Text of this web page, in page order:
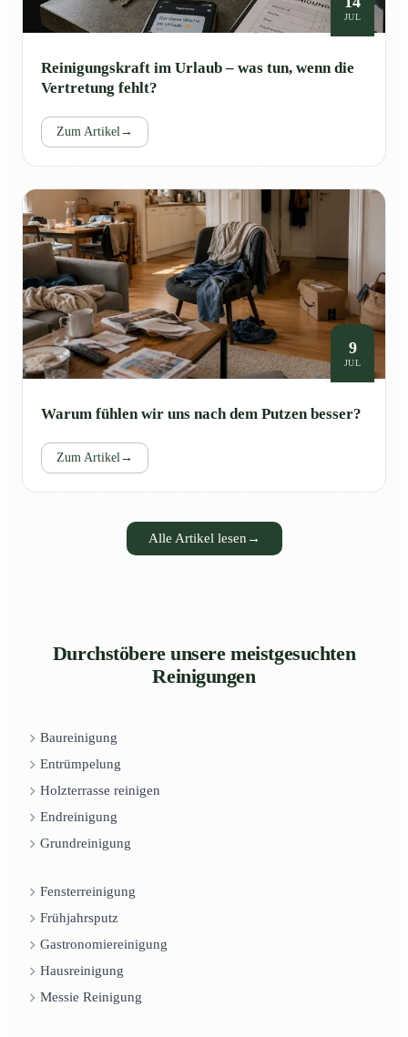
JUL
Reinigungskraft im Urlaub – was tun, wenn die
Vertretung fehlt?
Zum Artikel→
9
JUL
Warum fühlen wir uns nach dem Putzen besser?
Zum Artikel→
Alle Artikel lesen →
Durchstöbere unsere meistgesuchten
Reinigungen
Baureinigung
Entrümpelung
Holzterrasse reinigen
Endreinigung
Grundreinigung
Fensterreinigung
Frühjahrsputz
Gastronomiereinigung
Hausreinigung
Messie Reinigung